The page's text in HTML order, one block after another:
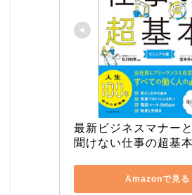
最新ビジネスマナー
聞けない仕事の超基本
Amazonで見る